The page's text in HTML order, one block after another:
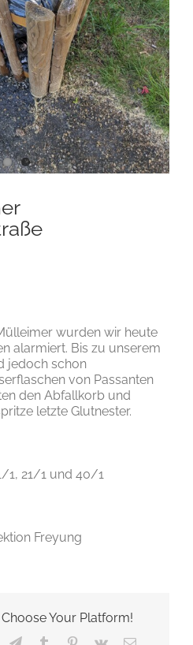
wurden wir heute
alarmiert. Bis zu unserem
jedoch schon
von Passanten
den Abfallkorb und
letzte Glutnester.
1, 21/1 und 40/1
Freyung
Your Platform!
TelegramTumblr Pinterest
Vk
E-